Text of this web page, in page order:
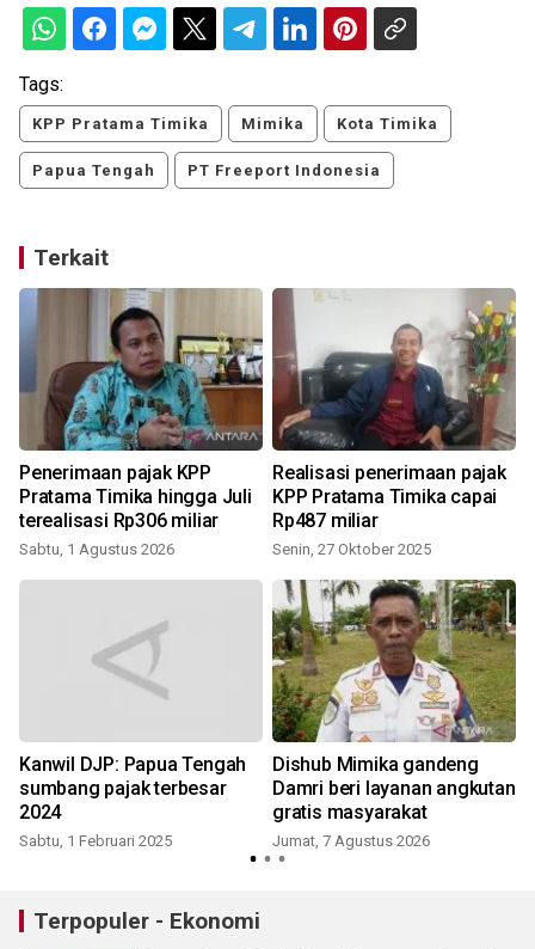
Tags:
KPP Pratama Timika Mimika Kota Timika
Papua Tengah PT Freeport Indonesia
Terkait
Penerimaan pajak KPP
Pratama Timika hingga Juli
terealisasi Rp306 miliar
Sabtu, 1 Agustus 2026
Realisasi penerimaan pajak
KPP Pratama Timika capai
Rp487 miliar
Senin, 27 Oktober 2025
Kanwil DJP: Papua Tengah
sumbang pajak terbesar
2024
Sabtu, 1 Februari 2025
Dishub Mimika gandeng
Damri beri layanan angkutan
gratis masyarakat
Jumat, 7 Agustus 2026
Terpopuler - Ekonomi